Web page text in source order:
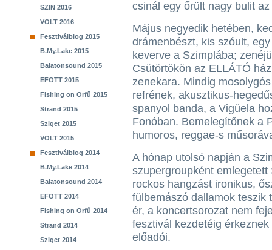
SZIN 2016
VOLT 2016
Fesztiválblog 2015
B.My.Lake 2015
Balatonsound 2015
EFOTT 2015
Fishing on Orfű 2015
Strand 2015
Sziget 2015
VOLT 2015
Fesztiválblog 2014
B.My.Lake 2014
Balatonsound 2014
EFOTT 2014
Fishing on Orfű 2014
Strand 2014
Sziget 2014
csinál egy őrült nagy bulit
Május negyedik hetében,
drámenbészt, kis szóult,
keverve a Szimplába;
Csütörtökön az ELLÁTÓ
zenekara. Mindig
refrének, akusztikus-
spanyol banda, a Vigüela
Fonóban. Bemelegítőnek a
humoros, reggae-s
A hónap utolsó napján a
szupergroupként
rockos hangzást ironikus,
fülbemászó dallamok teszik
ér, a koncertsorozat nem
fesztivál kezdetéig
előadói.